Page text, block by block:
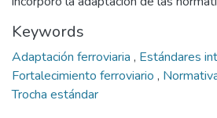
Keywords
Adaptación ferroviaria , Estándares
Fortalecimiento ferroviario ,
Trocha estándar